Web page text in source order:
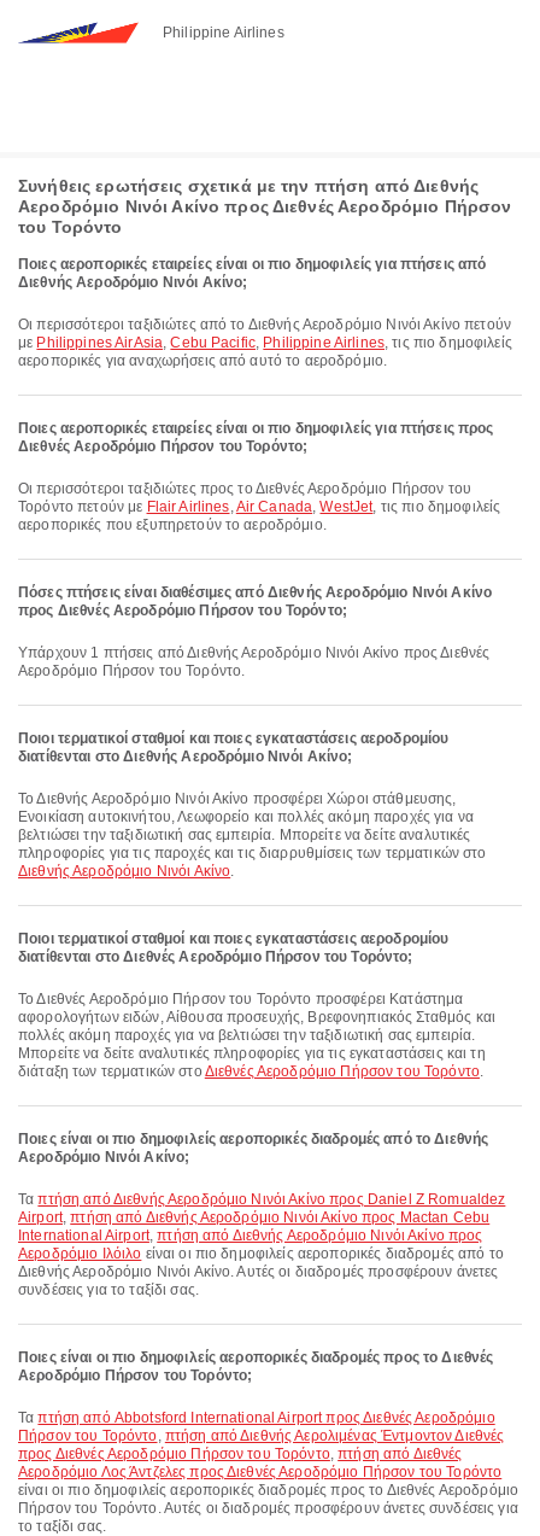
Philippine Airlines
Συνήθεις ερωτήσεις σχετικά με την πτήση από Διεθνής
Αεροδρόμιο Νινόι Ακίνο προς Διεθνές Αεροδρόμιο Πήρσον
του Τορόντο
Ποιες αεροπορικές εταιρείες είναι οι πιο δημοφιλείς για πτήσεις από
Διεθνής Αεροδρόμιο Νινόι Ακίνο;
Οι περισσότεροι ταξιδιώτες από το Διεθνής Αεροδρόμιο Νινόι Ακίνο πετούν
με Philippines AirAsia,Cebu Pacific, Philippine Airlines, τις πιο δημοφιλείς
αεροπορικές για αναχωρήσεις από αυτό το αεροδρόμιο.
Ποιες αεροπορικές εταιρείες είναι οι πιο δημοφιλείς για πτήσεις προς
Διεθνές Αεροδρόμιο Πήρσον του Τορόντο;
Οι περισσότεροι ταξιδιώτες προς το Διεθνές Αεροδρόμιο Πήρσον του
Τορόντο πετούν με Flair Airlines,Air Canada,WestJet, τις πιο δημοφιλείς
αεροπορικές που εξυπηρετούν το αεροδρόμιο.
Πόσες πτήσεις είναι διαθέσιμες από Διεθνής Αεροδρόμιο Νινόι Ακίνο
προς Διεθνές Αεροδρόμιο Πήρσον του Τορόντο;
Υπάρχουν 1 πτήσεις από Διεθνής Αεροδρόμιο Νινόι Ακίνο προς Διεθνές
Αεροδρόμιο Πήρσον του Τορόντο.
Ποιοι τερματικοί σταθμοί και ποιες εγκαταστάσεις αεροδρομίου
διατίθενται στο Διεθνής Αεροδρόμιο Νινόι Ακίνο;
Το Διεθνής Αεροδρόμιο Νινόι Ακίνο προσφέρει Χώροι στάθμευσης,
Ενοικίαση αυτοκινήτου, Λεωφορείο και πολλές ακόμη παροχές για να
βελτιώσει την ταξιδιωτική σας εμπειρία. Μπορείτε να δείτε αναλυτικές
πληροφορίες για τις παροχές και τις διαρρυθμίσεις των τερματικών στο
Διεθνής Αεροδρόμιο Νινόι Ακίνο.
Ποιοι τερματικοί σταθμοί και ποιες εγκαταστάσεις αεροδρομίου
διατίθενται στο Διεθνές Αεροδρόμιο Πήρσον του Τορόντο;
Το Διεθνές Αεροδρόμιο Πήρσον του Τορόντο προσφέρει Κατάστημα
αφορολογήτων ειδών, Αίθουσα προσευχής, Βρεφονηπιακός Σταθμός και
πολλές ακόμη παροχές για να βελτιώσει την ταξιδιωτική σας εμπειρία.
Μπορείτε να δείτε αναλυτικές πληροφορίες για τις εγκαταστάσεις και τη
διάταξη των τερματικών στοΔιεθνές Αεροδρόμιο Πήρσον του Τορόντο.
Ποιες είναι οι πιο δημοφιλείς αεροπορικές διαδρομές από το Διεθνής
Αεροδρόμιο Νινόι Ακίνο;
Ταπτήση από Διεθνής Αεροδρόμιο Νινόι Ακίνο προς Daniel Z Romualdez
Airport,πτήση από Διεθνής Αεροδρόμιο Νινόι Ακίνο προς Mactan Cebu
International Airport,πτήση από Διεθνής Αεροδρόμιο Νινόι Ακίνο προς
Αεροδρόμιο Ιλόιλο είναι οι πιο δημοφιλείς αεροπορικές διαδρομές από το
Διεθνής Αεροδρόμιο Νινόι Ακίνο. Αυτές οι διαδρομές προσφέρουν άνετες
συνδέσεις για το ταξίδι σας.
Ποιες είναι οι πιο δημοφιλείς αεροπορικές διαδρομές προς το Διεθνές
Αεροδρόμιο Πήρσον του Τορόντο;
Ταπτήση από Abbotsford International Airport προς Διεθνές Αεροδρόμιο
Πήρσον του Τορόντο, πτήση από Διεθνής Αερολιμένας Έντμοντον Διεθνές
προς Διεθνές Αεροδρόμιο Πήρσον του Τορόντο,πτήση από Διεθνές
Αεροδρόμιο Λος Άντζελες προς Διεθνές Αεροδρόμιο Πήρσον του Τορόντο
είναι οι πιο δημοφιλείς αεροπορικές διαδρομές προς το Διεθνές Αεροδρόμιο
Πήρσον του Τορόντο. Αυτές οι διαδρομές προσφέρουν άνετες συνδέσεις για
το ταξίδι σας.